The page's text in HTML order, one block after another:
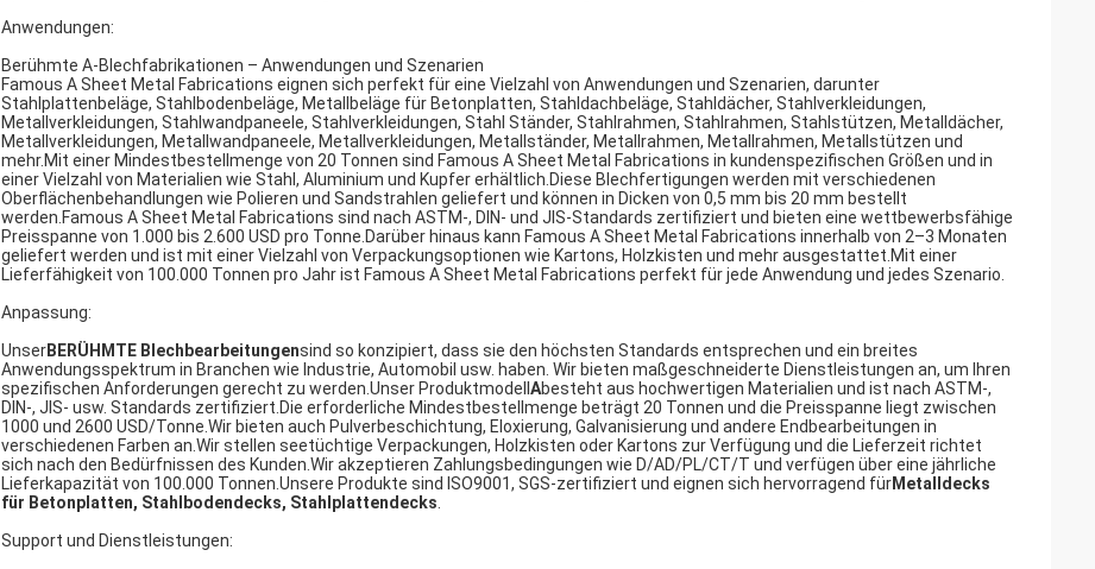
Anwendungen:
Berühmte A-Blechfabrikationen – Anwendungen und Szenarien
Famous A Sheet Metal Fabrications eignen sich perfekt für eine Vielzahl von Anwendungen und Szenarien, darunter
Stahlplattenbeläge, Stahlbodenbeläge, Metallbeläge für Betonplatten, Stahldachbeläge, Stahldächer, Stahlverkleidungen,
Metallverkleidungen, Stahlwandpaneele, Stahlverkleidungen, Stahl Ständer, Stahlrahmen, Stahlrahmen, Stahlstützen, Metalldächer,
Metallverkleidungen, Metallwandpaneele, Metallverkleidungen, Metallständer, Metallrahmen, Metallrahmen, Metallstützen und
mehr.Mit einer Mindestbestellmenge von 20 Tonnen sind Famous A Sheet Metal Fabrications in kundenspezifischen Größen und in
einer Vielzahl von Materialien wie Stahl, Aluminium und Kupfer erhältlich.Diese Blechfertigungen werden mit verschiedenen
Oberflächenbehandlungen wie Polieren und Sandstrahlen geliefert und können in Dicken von 0,5 mm bis 20 mm bestellt
werden.Famous A Sheet Metal Fabrications sind nach ASTM-, DIN- und JIS-Standards zertifiziert und bieten eine wettbewerbsfähige
Preisspanne von 1.000 bis 2.600 USD pro Tonne.Darüber hinaus kann Famous A Sheet Metal Fabrications innerhalb von 2–3 Monaten
geliefert werden und ist mit einer Vielzahl von Verpackungsoptionen wie Kartons, Holzkisten und mehr ausgestattet.Mit einer
Lieferfähigkeit von 100.000 Tonnen pro Jahr ist Famous A Sheet Metal Fabrications perfekt für jede Anwendung und jedes Szenario.
Anpassung:
UnserBERÜHMTE Blechbearbeitungensind so konzipiert, dass sie den höchsten Standards entsprechen und ein breites
Anwendungsspektrum in Branchen wie Industrie, Automobil usw. haben. Wir bieten maßgeschneiderte Dienstleistungen an, um Ihren
spezifischen Anforderungen gerecht zu werden.Unser Produktmodell Abesteht aus hochwertigen Materialien und ist nach ASTM-,
DIN-, JIS- usw. Standards zertifiziert.Die erforderliche Mindestbestellmenge beträgt 20 Tonnen und die Preisspanne liegt zwischen
1000 und 2600 USD/Tonne.Wir bieten auch Pulverbeschichtung, Eloxierung, Galvanisierung und andere Endbearbeitungen in
verschiedenen Farben an.Wir stellen seetüchtige Verpackungen, Holzkisten oder Kartons zur Verfügung und die Lieferzeit richtet
sich nach den Bedürfnissen des Kunden.Wir akzeptieren Zahlungsbedingungen wie D/AD/PL/CT/T und verfügen über eine jährliche
Lieferkapazität von 100.000 Tonnen.Unsere Produkte sind ISO9001, SGS-zertifiziert und eignen sich hervorragend fürMetalldecks
für Betonplatten, Stahlbodendecks, Stahlplattendecks
Support und Dienstleistungen: